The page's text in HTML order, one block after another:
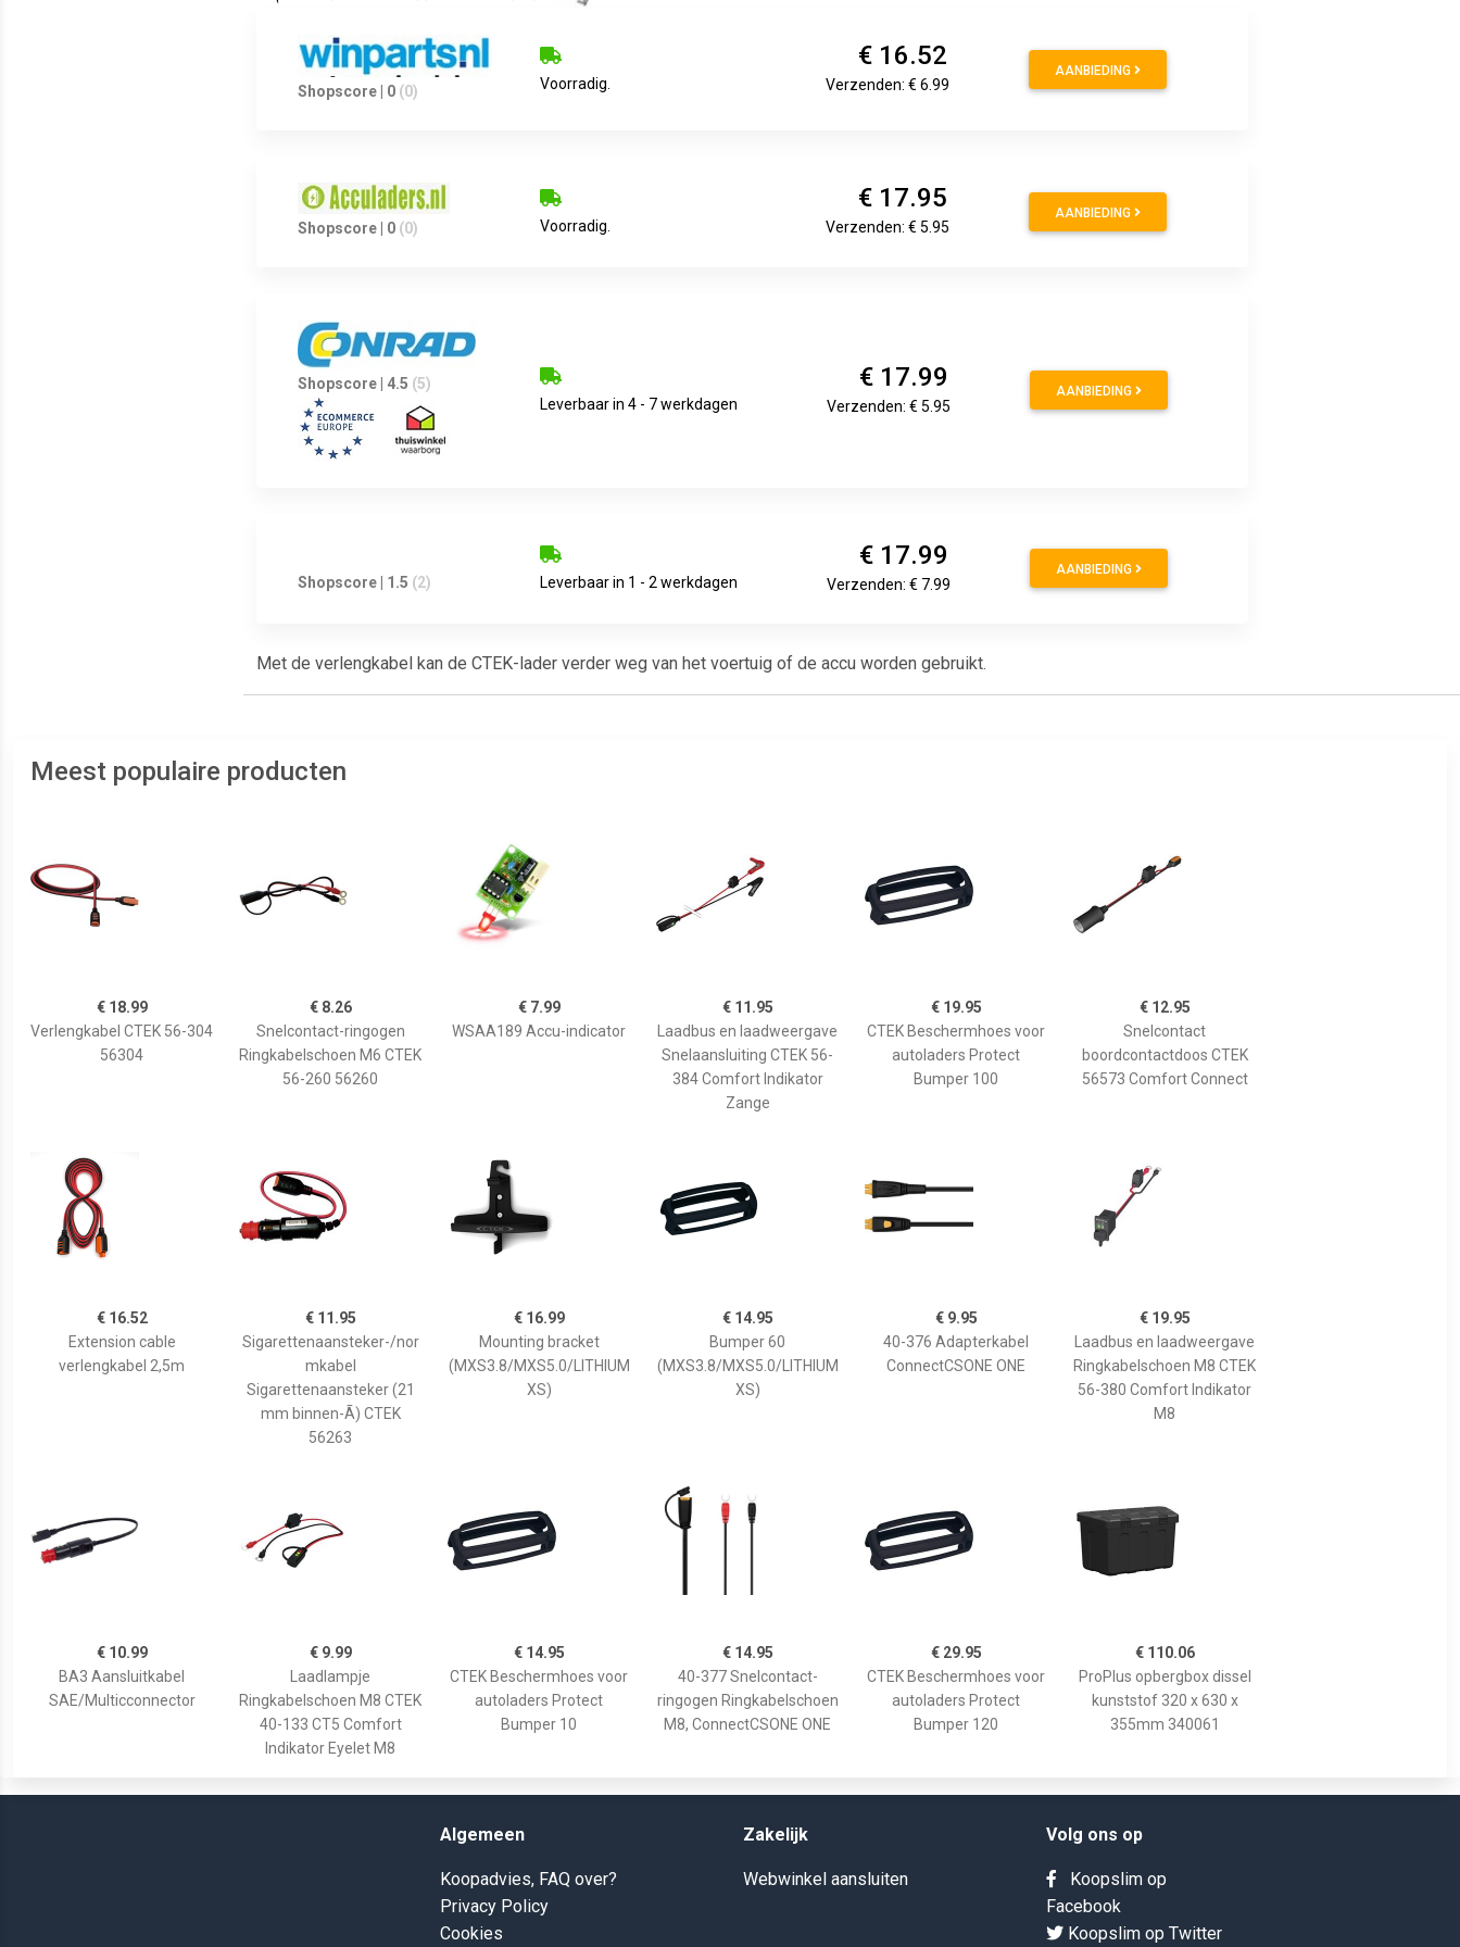
Shopscore | 0 (0) Voorradig.
€ 16.52
Verzenden: € 6.99
AANBIEDING
Shopscore | 0 (0) Voorradig.
€ 17.95
Verzenden: € 5.95
AANBIEDING
Shopscore | 4.5 (5)
Leverbaar in 4 - 7 werkdagen
€ 17.99
Verzenden: € 5.95
AANBIEDING
Shopscore | 1.5 (2) Leverbaar in 1 - 2 werkdagen
€ 17.99
Verzenden: € 7.99
AANBIEDING
Met de verlengkabel kan de CTEK-lader verder weg van het voertuig of de accu worden gebruikt.
Meest populaire producten
€ 18.99
Verlengkabel CTEK 56-304
56304
€ 8.26
Snelcontact-ringogen
Ringkabelschoen M6 CTEK
56-260 56260
€ 7.99
WSAA189 Accu-indicator
€ 11.95
Laadbus en laadweergave
Snelaansluiting CTEK 56-
384 Comfort Indikator
Zange
€ 19.95
CTEK Beschermhoes voor
autoladers Protect
Bumper 100
€ 12.95
Snelcontact
boordcontactdoos CTEK
56573 Comfort Connect
€ 16.52
Extension cable
verlengkabel 2,5m
€ 11.95
Sigarettenaansteker-/nor
mkabel
Sigarettenaansteker (21
mm binnen-Ã) CTEK
56263
€ 16.99
Mounting bracket
(MXS3.8/MXS5.0/LITHIUM
XS)
€ 14.95
Bumper 60
(MXS3.8/MXS5.0/LITHIUM
XS)
€ 9.95
40-376 Adapterkabel
ConnectCSONE ONE
€ 19.95
Laadbus en laadweergave
Ringkabelschoen M8 CTEK
56-380 Comfort Indikator
M8
€ 10.99
BA3 Aansluitkabel
SAE/Multicconnector
€ 9.99
Laadlampje
Ringkabelschoen M8 CTEK
40-133 CT5 Comfort
Indikator Eyelet M8
€ 14.95
CTEK Beschermhoes voor
autoladers Protect
Bumper 10
€ 14.95
40-377 Snelcontact-
ringogen Ringkabelschoen
M8, ConnectCSONE ONE
€ 29.95
CTEK Beschermhoes voor
autoladers Protect
Bumper 120
€ 110.06
ProPlus opbergbox dissel
kunststof 320 x 630 x
355mm 340061
Algemeen
Koopadvies, FAQ over?
Privacy Policy
Cookies
Zakelijk
Webwinkel aansluiten
Volg ons op
Koopslim op
Facebook
Koopslim op Twitter